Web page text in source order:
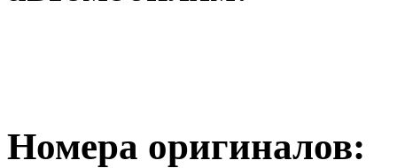
Номера оригиналов: